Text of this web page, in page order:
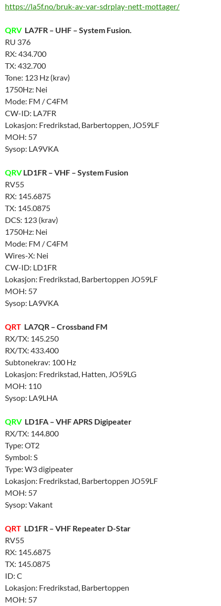
https://la5f.no/bruk-av-var-sdrplay-nett-mottager/
QRVLA7FR – UHF – System Fusion.
RU 376
RX: 434.700
TX: 432.700
Tone: 123 Hz (krav)
1750Hz: Nei
Mode: FM / C4FM
CW-ID: LA7FR
Lokasjon: Fredrikstad, Barbertoppen, JO59LF
MOH: 57
Sysop: LA9VKA
QRVLD1FR – VHF – System Fusion
RV55
RX: 145.6875
TX: 145.0875
DCS: 123 (krav)
1750Hz: Nei
Mode: FM / C4FM
Wires-X: Nei
CW-ID: LD1FR
Lokasjon: Fredrikstad, Barbertoppen JO59LF
MOH: 57
Sysop: LA9VKA
QRT LA7QR – Crossband FM
RX/TX: 145.250
RX/TX: 433.400
Subtonekrav: 100 Hz
Lokasjon: Fredrikstad, Hatten, JO59LG
MOH: 110
Sysop: LA9LHA
QRVLD1FA – VHF APRS Digipeater
RX/TX: 144.800
Type: OT2
Symbol: S
Type: W3 digipeater
Lokasjon: Fredrikstad, Barbertoppen JO59LF
MOH: 57
Sysop: Vakant
QRT LD1FR – VHF Repeater D-Star
RV55
RX: 145.6875
TX: 145.0875
ID: C
Lokasjon: Fredrikstad, Barbertoppen
MOH: 57